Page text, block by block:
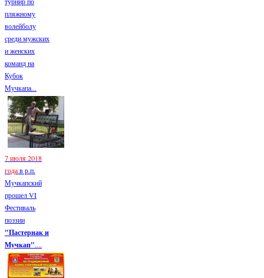
пляжному
волейболу
среди мужских
и женских
команд на
Кубок
Мучкапа...
7 июля 2018
годав р.п.
Мучкапский
прошел VI
Фестиваль
поэзии
"Пастернак и
Мучкап"....